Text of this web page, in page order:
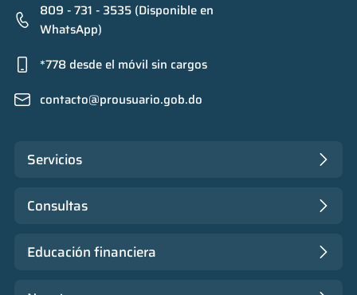
809 - 731 - 3535 (Disponible en
WhatsApp)
*778 desde el móvil sin cargos
contacto@prousuario.gob.do
Servicios
Consultas
Educación financiera